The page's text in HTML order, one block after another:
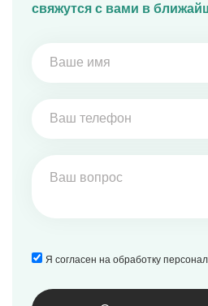
свяжутся с вами в
Я согласен на обработку